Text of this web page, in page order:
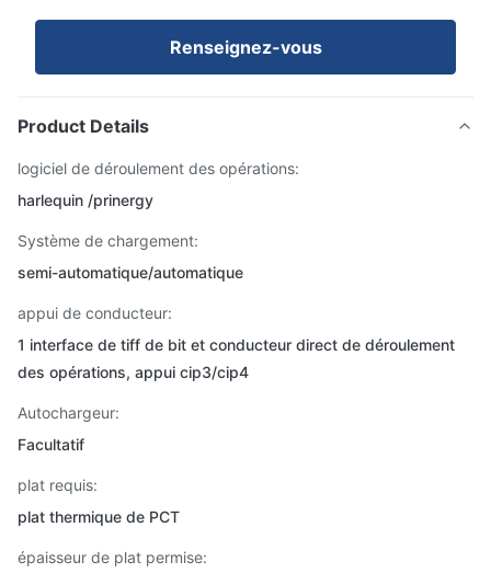
Renseignez-vous
Product Details
logiciel de déroulement des opérations:
harlequin /prinergy
Système de chargement:
semi-automatique/automatique
appui de conducteur:
1 interface de tiff de bit et conducteur direct de déroulement
des opérations, appui cip3/cip4
Autochargeur:
Facultatif
plat requis:
plat thermique de PCT
épaisseur de plat permise: